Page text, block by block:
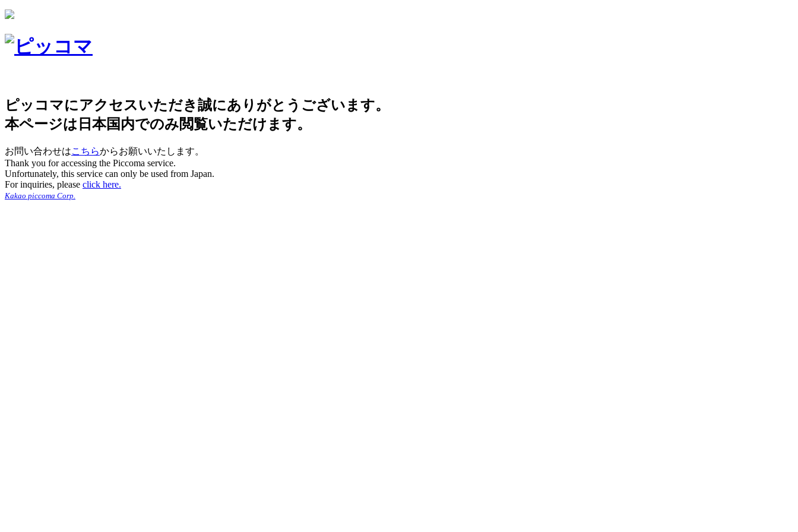
ピッコマにアクセスいただき誠にありがとうございます。
本ページは日本国内でのみ閲覧いただけます。
お問い合わせはこちらからお願いいたします。
Thank you for accessing the Piccoma service.
Unfortunately, this service can only be used from Japan.
For inquiries, please click here.
Kakao piccoma Corp.